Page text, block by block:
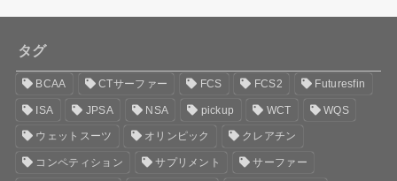
タグ
BCAA CTサーファー FCS FCS2 Futuresfin
ISA JPSA NSA pickup WCT WQS
ウェットスーツ オリンピック クレアチン
コンペティション サプリメント サーファー